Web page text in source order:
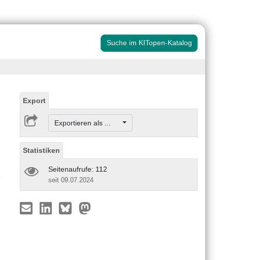
Suche im KITopen-Katalog
Export
Exportieren als ...
Statistiken
Seitenaufrufe: 112
seit 09.07.2024